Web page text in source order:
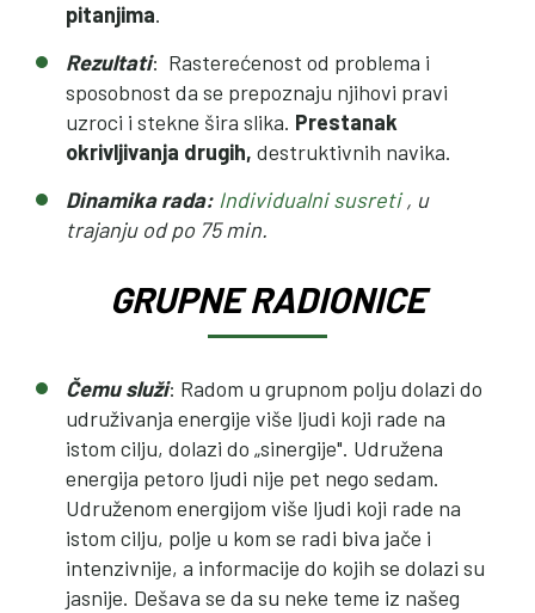
pitanjima.
Rezultati: Rasterećenost od problema i
sposobnost da se prepoznaju njihovi pravi
uzroci i stekne šira slika. Prestanak
okrivljivanja drugih, destruktivnih navika.
Dinamika rada: Individualni susreti, u
trajanju od po 75 min.
GRUPNE RADIONICE
Čemu služi: Radom u grupnom polju dolazi do
udruživanja energije više ljudi koji rade na
istom cilju, dolazi do „sinergije". Udružena
energija petoro ljudi nije pet nego sedam.
Udruženom energijom više ljudi koji rade na
istom cilju, polje u kom se radi biva jače i
intenzivnije, a informacije do kojih se dolazi su
jasnije. Dešava se da su neke teme iz našeg